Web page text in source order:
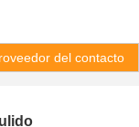
del contacto